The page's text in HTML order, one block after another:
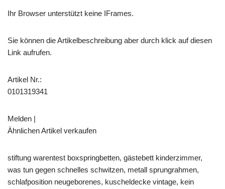
Ihr Browser unterstützt keine IFrames.
Sie können die Artikelbeschreibung aber durch klick auf diesen
Link aufrufen.
Artikel Nr.:
0101319341
Melden |
Ähnlichen Artikel verkaufen
stiftung warentest boxspringbetten, gästebett kinderzimmer,
was tun gegen schnelles schwitzen, metall sprungrahmen,
schlafposition neugeborenes, kuscheldecke vintage, kein